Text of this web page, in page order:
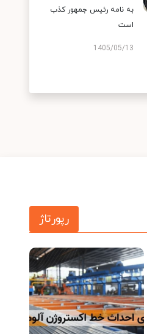
به نامه رئیس جمهور کذب
است
1405/05/13
رپورتاژ